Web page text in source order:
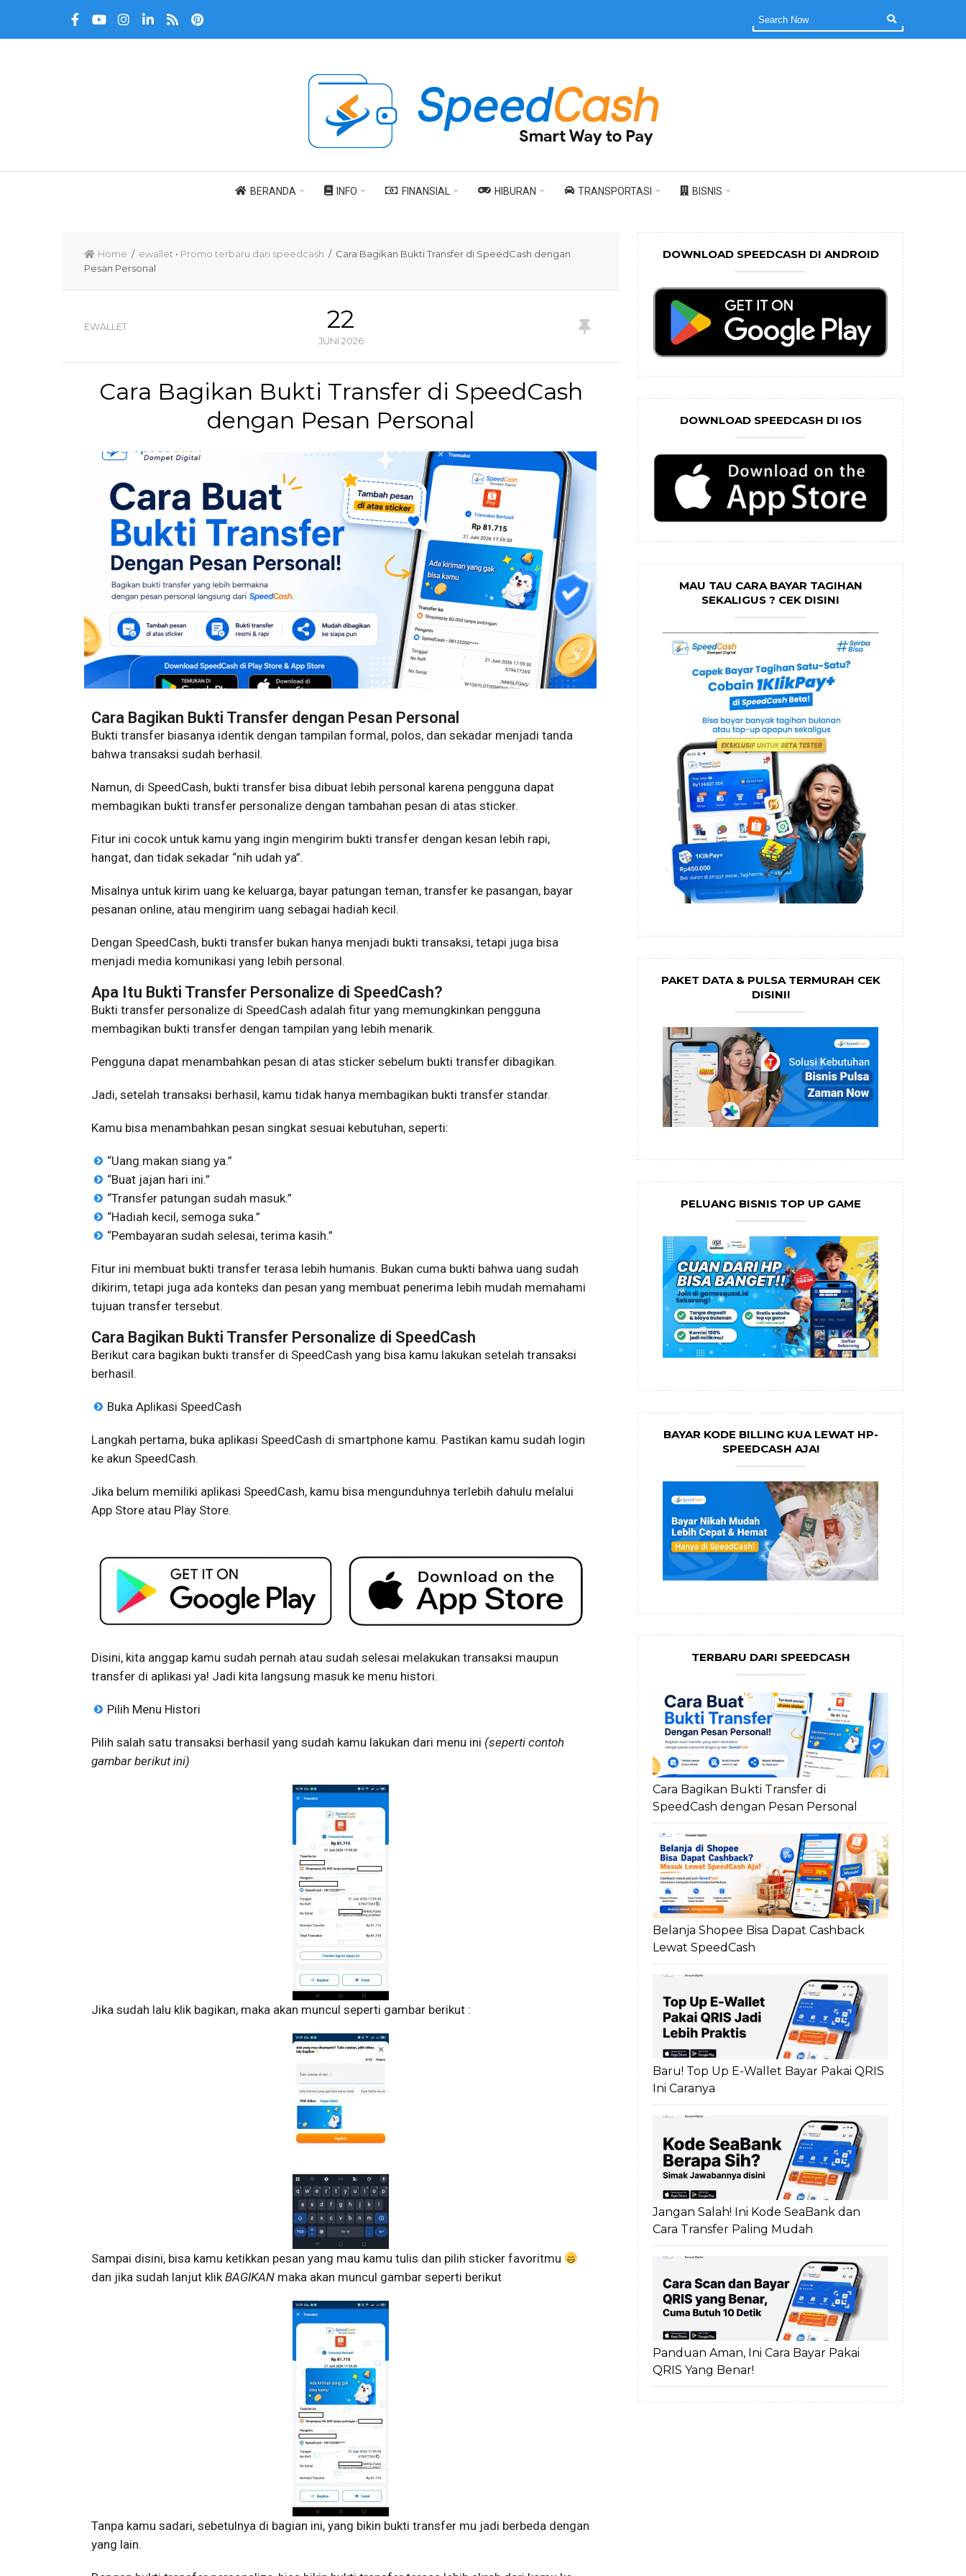
BERANDA INFO FINANSIAL HIBURAN TRANSPORTASI BISNIS
Home / ewallet • Promo terbaru dari speedcash / Cara Bagikan Bukti Transfer di SpeedCash dengan
Pesan Personal
22
JUNI 2026
EWALLET
Cara Bagikan Bukti Transfer di SpeedCash
dengan Pesan Personal
Cara Bagikan Bukti Transfer dengan Pesan Personal
Bukti transfer biasanya identik dengan tampilan formal, polos, dan sekadar menjadi tanda
bahwa transaksi sudah berhasil.
Namun, di SpeedCash, bukti transfer bisa dibuat lebih personal karena pengguna dapat
membagikan bukti transfer personalize dengan tambahan pesan di atas sticker.
Fitur ini cocok untuk kamu yang ingin mengirim bukti transfer dengan kesan lebih rapi,
hangat, dan tidak sekadar “nih udah ya”.
Misalnya untuk kirim uang ke keluarga, bayar patungan teman, transfer ke pasangan, bayar
pesanan online, atau mengirim uang sebagai hadiah kecil.
Dengan SpeedCash, bukti transfer bukan hanya menjadi bukti transaksi, tetapi juga bisa
menjadi media komunikasi yang lebih personal.
Apa Itu Bukti Transfer Personalize di SpeedCash?
Bukti transfer personalize di SpeedCash adalah fitur yang memungkinkan pengguna
membagikan bukti transfer dengan tampilan yang lebih menarik.
Pengguna dapat menambahkan pesan di atas sticker sebelum bukti transfer dibagikan.
Jadi, setelah transaksi berhasil, kamu tidak hanya membagikan bukti transfer standar.
Kamu bisa menambahkan pesan singkat sesuai kebutuhan, seperti:
“Uang makan siang ya.”
“Buat jajan hari ini.”
“Transfer patungan sudah masuk.”
“Hadiah kecil, semoga suka.”
“Pembayaran sudah selesai, terima kasih.”
Fitur ini membuat bukti transfer terasa lebih humanis. Bukan cuma bukti bahwa uang sudah
dikirim, tetapi juga ada konteks dan pesan yang membuat penerima lebih mudah memahami
tujuan transfer tersebut.
Cara Bagikan Bukti Transfer Personalize di SpeedCash
Berikut cara bagikan bukti transfer di SpeedCash yang bisa kamu lakukan setelah transaksi
berhasil.
Buka Aplikasi SpeedCash
Langkah pertama, buka aplikasi SpeedCash di smartphone kamu. Pastikan kamu sudah login
ke akun SpeedCash.
Jika belum memiliki aplikasi SpeedCash, kamu bisa mengunduhnya terlebih dahulu melalui
App Store atau Play Store.
Disini, kita anggap kamu sudah pernah atau sudah selesai melakukan transaksi maupun
transfer di aplikasi ya! Jadi kita langsung masuk ke menu histori.
Pilih Menu Histori
Pilih salah satu transaksi berhasil yang sudah kamu lakukan dari menu ini (seperti contoh
gambar berikut ini)
Jika sudah lalu klik bagikan, maka akan muncul seperti gambar berikut :
Sampai disini, bisa kamu ketikkan pesan yang mau kamu tulis dan pilih sticker favoritmu
dan jika sudah lanjut klikBAGIKAN maka akan muncul gambar seperti berikut
Tanpa kamu sadari, sebetulnya di bagian ini, yang bikin bukti transfer mu jadi berbeda dengan
yang lain.
DOWNLOAD SPEEDCASH DI ANDROID
DOWNLOAD SPEEDCASH DI IOS
MAU TAU CARA BAYAR TAGIHAN
SEKALIGUS ? CEK DISINI
PAKET DATA & PULSA TERMURAH CEK
DISINI!
PELUANG BISNIS TOP UP GAME
BAYAR KODE BILLING KUA LEWAT HP-
SPEEDCASH AJA!
TERBARU DARI SPEEDCASH
Cara Bagikan Bukti Transfer di
SpeedCash dengan Pesan Personal
Belanja Shopee Bisa Dapat Cashback
Lewat SpeedCash
Baru! Top Up E-Wallet Bayar Pakai QRIS
Ini Caranya
Jangan Salah! Ini Kode SeaBank dan
Cara Transfer Paling Mudah
Panduan Aman, Ini Cara Bayar Pakai
QRIS Yang Benar!